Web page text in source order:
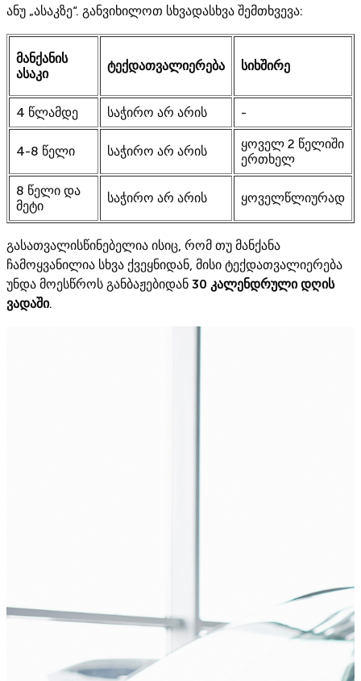
ანუ „ასაკზე“. განვიხილოთ სხვადასხვა შემთხვევა:
მანქანის
ასაკი
ტექდათვალიერება სიხშირე
4 წლამდე საჭირო არ არის -
4-8 წელი საჭირო არ არის
ყოველ 2 წელიში
ერთხელ
8 წელი და
მეტი
საჭირო არ არის ყოველწლიურად
გასათვალისწინებელია ისიც, რომ თუ მანქანა
ჩამოყვანილია სხვა ქვეყნიდან, მისი ტექდათვალიერება
უნდა მოესწროს განბაჟებიდან 30 კალენდრული დღის
ვადაში.